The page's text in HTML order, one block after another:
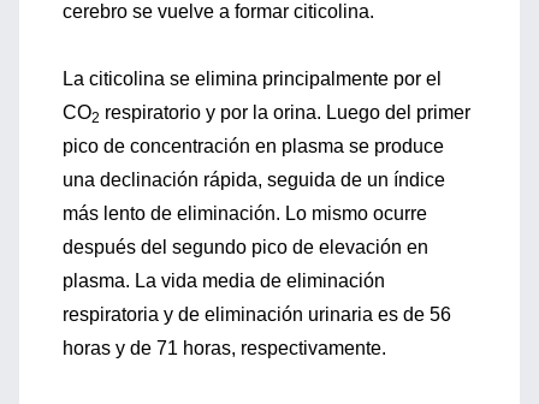
cerebro se vuelve a formar citicolina.
La citicolina se elimina principalmente por el
CO2 respiratorio y por la orina. Luego del primer
pico de concentración en plasma se produce
una declinación rápida, seguida de un índice
más lento de eliminación. Lo mismo ocurre
después del segundo pico de elevación en
plasma. La vida media de eliminación
respiratoria y de eliminación urinaria es de 56
horas y de 71 horas, respectivamente.